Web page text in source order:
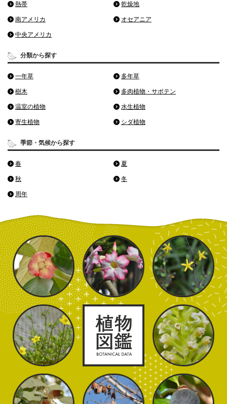
熱帯 乾燥地
南アメリカ オセアニア
中央アメリカ
分類から探す
一年草 多年草
樹木 多肉植物・サボテン
温室の植物 水生植物
寄生植物 シダ植物
季節・気候から探す
春 夏
秋 冬
周年